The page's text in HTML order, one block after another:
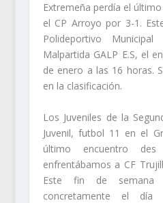
Extremeña perdía el
el CP Arroyo por 3-1.
Polideportivo
Malpartida GALP E.S, el
de enero a las 16 horas.
en la clasificación.
Los Juveniles de la
Juvenil, futbol 11 en el
último encuentro
enfrentábamos a CF
Este fin de semana
concretamente el